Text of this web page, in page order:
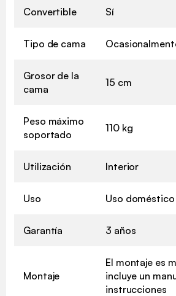
Convertible Sí
Tipo de cama
Grosor de la
cama
15 cm
Peso máximo
soportado
110 kg
Utilización Interior
Uso Uso
Garantía 3 años
Montaje
El montaje es
incluye un
instrucciones